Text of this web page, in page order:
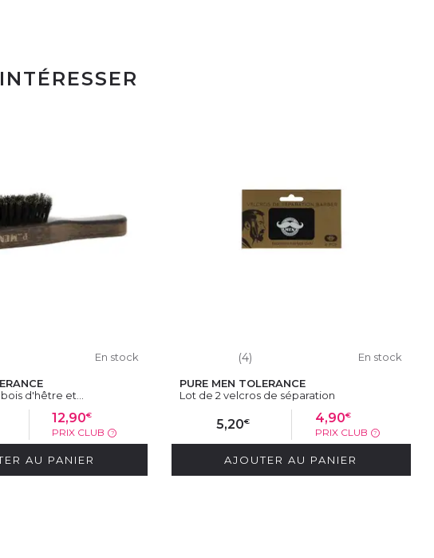
En stock
d'hêtre et...
12,90€
PRIX CLUB ?
AU PANIER
(4) En stock
PURE MEN TOLERANCE
Lot de 2 velcros de séparation
5,20€ 4,90€
PRIX CLUB ?
AJOUTER AU PANIER